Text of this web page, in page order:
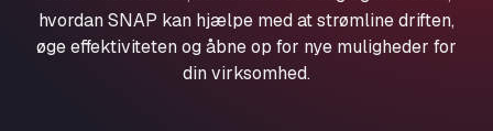
Aqua Ariva GmbH
Marie-Curie-Straße 24, 68219
Aral Autohof Bockel
hvordan SNAP kan hjælpe med at strømline driften,
øge effektiviteten og åbne op for nye muligheder for
din virksomhed.